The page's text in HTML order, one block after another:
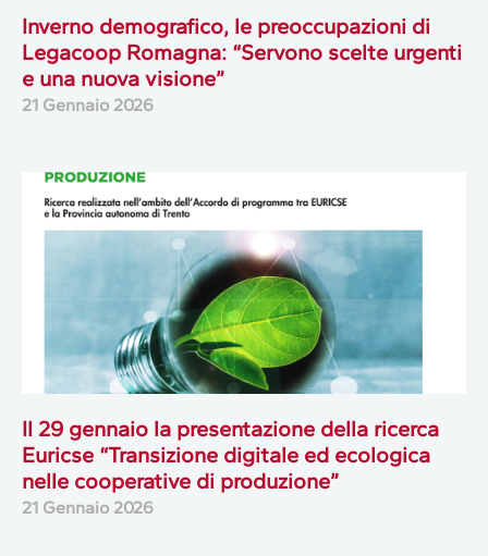
Inverno demografico, le preoccupazioni di
Legacoop Romagna: “Servono scelte urgenti
e una nuova visione”
21 Gennaio 2026
Il 29 gennaio la presentazione della ricerca
Euricse “Transizione digitale ed ecologica
nelle cooperative di produzione”
21 Gennaio 2026